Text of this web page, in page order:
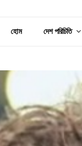
হোম দেশ পরিচিতি